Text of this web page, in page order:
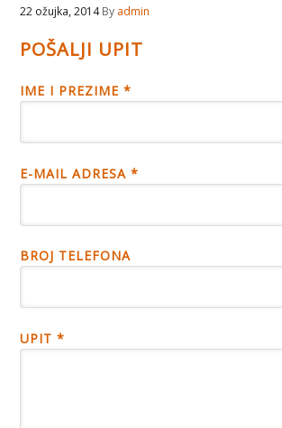
22 ožujka, 2014By admin
POŠALJI UPIT
IME I PREZIME *
E-MAIL ADRESA *
BROJ TELEFONA
UPIT *